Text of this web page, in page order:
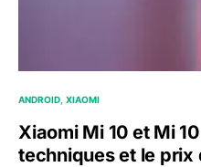
ANDROID XIAOMI
Xiaomi Mi 10 et Mi
techniques et le prix